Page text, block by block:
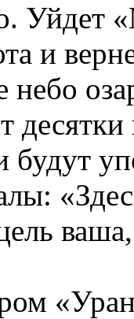
Уйдет
и
небо
будут